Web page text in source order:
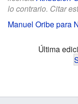
lo contrario. Citar
Manuel Oribe para
Última